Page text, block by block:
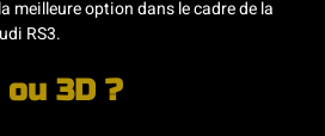
meilleure option dans le cadre de la
RS3.
3D ?